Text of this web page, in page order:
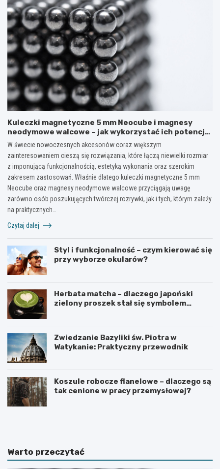
Kuleczki magnetyczne 5 mm Neocube i magnesy
neodymowe walcowe – jak wykorzystać ich potencjał
w kreatywnych i praktycznych zastosowaniach?
W świecie nowoczesnych akcesoriów coraz większym
zainteresowaniem cieszą się rozwiązania, które łączą niewielki rozmiar
z imponującą funkcjonalnością, estetyką wykonania oraz szerokim
zakresem zastosowań. Właśnie dlatego kuleczki magnetyczne 5 mm
Neocube oraz magnesy neodymowe walcowe przyciągają uwagę
zarówno osób poszukujących twórczej rozrywki, jak i tych, którym zależy
na praktycznych…
Czytaj dalej
Styl i funkcjonalność – czym kierować się
przy wyborze okularów?
Herbata matcha – dlaczego japoński
zielony proszek stał się symbolem
Zwiedzanie Bazyliki św. Piotra w
Watykanie: Praktyczny przewodnik
Koszule robocze flanelowe – dlaczego są
tak cenione w pracy przemysłowej?
C
i
ć
C
n
i
Warto przeczytać